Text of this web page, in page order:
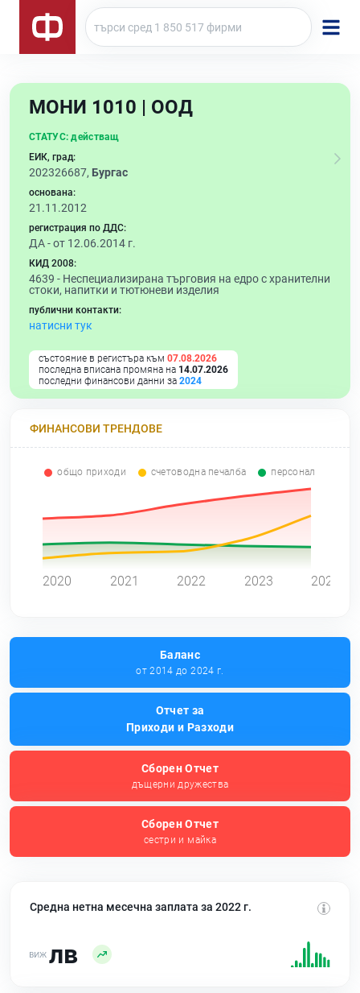
МОНИ 1010 | ООД
СТАТУС: действащ
ЕИК, град:
202326687, Бургас
основана:
21.11.2012
регистрация по ДДС:
ДА - от 12.06.2014 г.
КИД 2008:
4639 - Неспециализирана търговия на едро с хранителни
стоки, напитки и тютюневи изделия
публични контакти:
натисни тук
състояние в регистъра към 07.08.2026
последна вписана промяна на 14.07.2026
последни финансови данни за 2024
ФИНАНСОВИ ТРЕНДОВЕ
общо приходи счетоводна печалба персонал
2020 2021 2022 2023 2024
Баланс
от 2014 до 2024 г.
Отчет за
Приходи и Разходи
Сборен Отчет
дъщерни дружества
Сборен Отчет
сестри и майка
Средна нетна месечна заплата за 2022 г.
лв